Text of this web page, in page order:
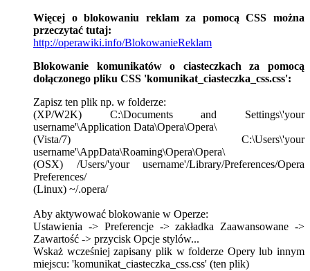
Więcej o blokowaniu reklam za pomocą CSS można
przeczytać tutaj:
http://operawiki.info/BlokowanieReklam
Blokowanie komunikatów o ciasteczkach za pomocą
dołączonego pliku CSS 'komunikat_ciasteczka_css.css':
Zapisz ten plik np. w folderze:
(XP/W2K) C:\Documents and Settings\'your
username'\Application Data\Opera\Opera\
(Vista/7) C:\Users\'your
username'\AppData\Roaming\Opera\Opera\
(OSX) /Users/'your username'/Library/Preferences/Opera
Preferences/
(Linux) ~/.opera/
Aby aktywować blokowanie w Operze:
Ustawienia -> Preferencje -> zakładka Zaawansowane ->
Zawartość -> przycisk Opcje stylów...
Wskaż wcześniej zapisany plik w folderze Opery lub innym
miejscu: 'komunikat_ciasteczka_css.css' (ten plik)